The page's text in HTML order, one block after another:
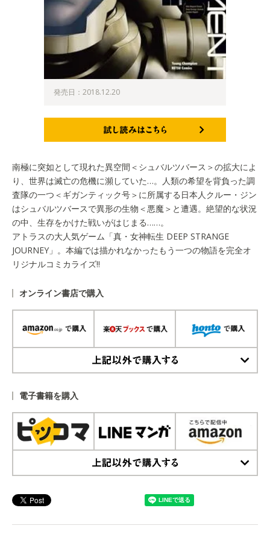
発売日：2018.12.20
南極に突如として現れた異空間＜シュバルツバース＞の拡大によ
り、世界は滅亡の危機に瀕していた…。人類の希望を背負った調
査隊の一つ＜ギガンティック号＞に所属する日本人クルー・ジン
はシュバルツバースで異形の生物＜悪魔＞と遭遇。絶望的な状況
の中、生存をかけた戦いがはじまる……。
アトラスの大人気ゲーム「真・女神転生 DEEP STRANGE
JOURNEY」。本編では描かれなかったもう一つの物語を完全オ
リジナルコミカライズ!!
オンライン書店で購入
電子書籍を購入